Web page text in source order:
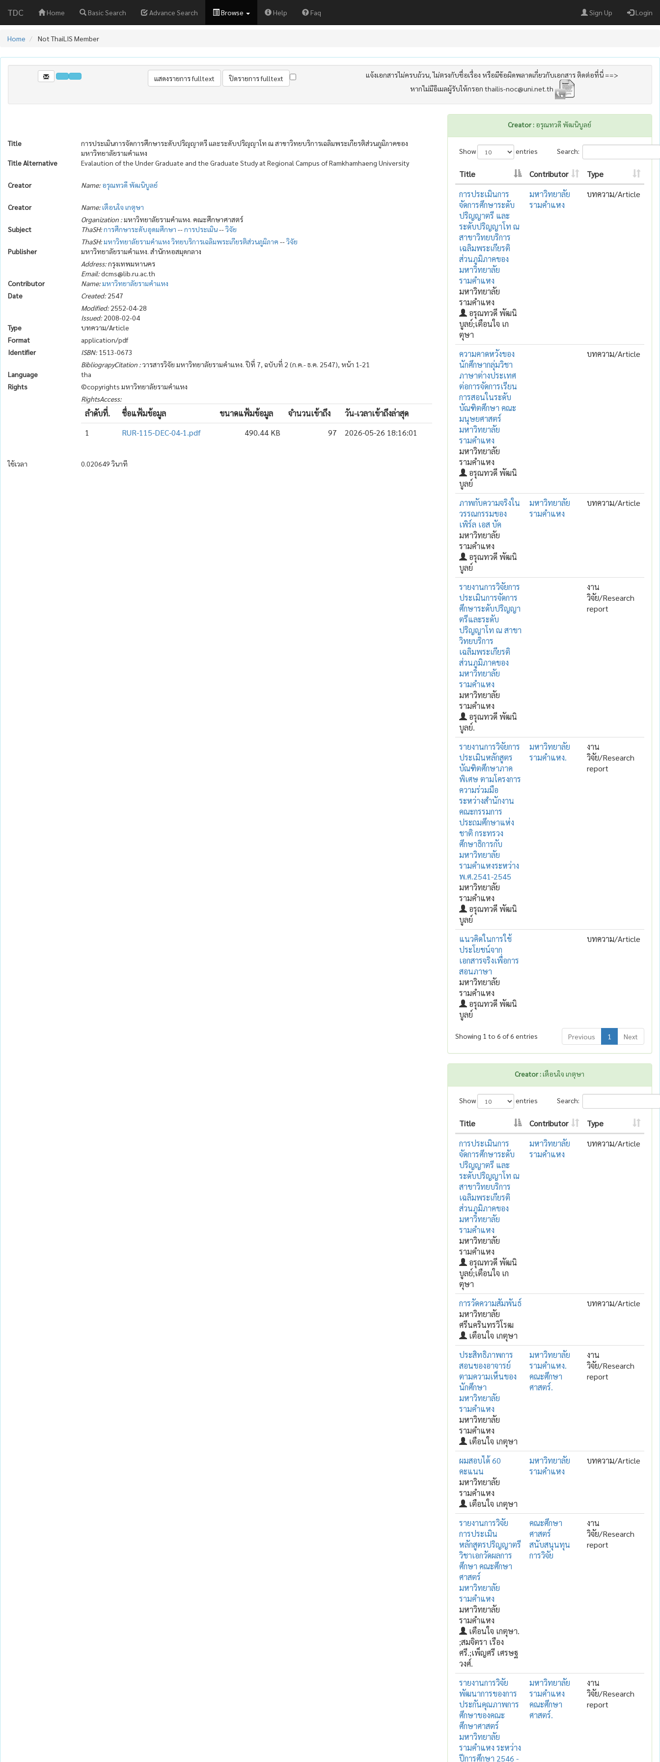
TDC Home Basic Search Advance Search Browse Help Faq Sign Up Login
Home Not ThaiLIS Member
แจ้งเอกสารไม่ครบถ้วน, ไม่ตรงกับชื่อเรื่อง หรือมีข้อผิดพลาดเกี่ยวกับเอกสาร ติดต่อที่นี่ ==>
หากไม่มีอีเมลผู้รับให้กรอก thailis-noc@uni.net.th
Title
การประเมินการจัดการศึกษาระดับปริญญาตรี และระดับปริญญาโท ณ สาขาวิทยบริการเฉลิมพระเกียรติส่วนภูมิภาคของ
มหาวิทยาลัยรามคำแหง
Title Alternative
Evalaution of the Under Graduate and the Graduate Study at Regional Campus of Ramkhamhaeng University
Creator Name: อรุณทวดี พัฒนิบูลย์
Creator Name:เตือนใจ เกตุษา
Organization :มหาวิทยาลัยรามคำแหง. คณะศึกษาศาสตร์
Subject
ThaSH:การศึกษาระดับอุดมศึกษา --การประเมิน--วิจัย
ThaSH:มหาวิทยาลัยรามคำแหง วิทยบริการเฉลิมพระเกียรติส่วนภูมิภาค --วิจัย
Publisher
มหาวิทยาลัยรามคำแหง. สำนักหอสมุดกลาง
Address:กรุงเทพมหานคร
Email:dcms@lib.ru.ac.th
Contributor
Name:มหาวิทยาลัยรามคำแหง
Date
Created: 2547
Modified: 2552-04-28
Issued: 2008-02-04
Type
บทความ/Article
Format
application/pdf
Identifier
ISBN: 1513-0673
BibliograpyCitation :วารสารวิจัย มหาวิทยาลัยรามคำแหง. ปีที่ 7, ฉบับที่ 2 (ก.ค.- ธ.ค. 2547), หน้า 1-21
Language
tha
Rights
©copyrights มหาวิทยาลัยรามคำแหง
RightsAccess:
ลำดับที่. ชื่อแฟ้มข้อมูล ขนาดแฟ้มข้อมูล จำนวนเข้าถึง
วัน-เวลาเข้าถึงล่าสุด
1
RUR-115-DEC-04-1.pdf 490.44 KB 97 2026-05-26 18:16:01
ใช้เวลา 0.020649 วินาที
Creator : อรุณทวดี พัฒนิบูลย์
Show entries Search:
Title Contributor
Type
การประเมินการ
จัดการศึกษาระดับ
ปริญญาตรี และ
ระดับปริญญาโท ณ
สาขาวิทยบริการ
เฉลิมพระเกียรติ
ส่วนภูมิภาคของ
มหาวิทยาลัย
รามคำแหง
มหาวิทยาลัย
รามคำแหง
อรุณทวดี พัฒนิ
บูลย์;เตือนใจ เก
ตุษา
มหาวิทยาลัย
รามคำแหง
บทความ/Article
ความคาดหวังของ
นักศึกษากลุ่มวิชา
ภาษาต่างประเทศ
ต่อการจัดการเรียน
การสอนในระดับ
บัณฑิตศึกษา คณะ
มนุษยศาสตร์
มหาวิทยาลัย
รามคำแหง
มหาวิทยาลัย
รามคำแหง
อรุณทวดี พัฒนิ
บูลย์
บทความ/Article
ภาพกับความจริงใน
วรรณกรรมของ
เพิร์ล เอส บัค
มหาวิทยาลัย
รามคำแหง
อรุณทวดี พัฒนิ
บูลย์
มหาวิทยาลัย
รามคำแหง
บทความ/Article
รายงานการวิจัยการ
ประเมินการจัดการ
ศึกษาระดับปริญญา
ตรีและระดับ
ปริญญาโท ณ สาขา
วิทยบริการ
เฉลิมพระเกียรติ
ส่วนภูมิภาคของ
มหาวิทยาลัย
รามคำแหง
มหาวิทยาลัย
รามคำแหง
อรุณทวดี พัฒนิ
บูลย์.
งาน
วิจัย/Research
report
รายงานการวิจัยการ
ประเมินหลักสูตร
บัณฑิตศึกษาภาค
พิเศษ ตามโครงการ
ความร่วมมือ
ระหว่างสำนักงาน
คณะกรรมการ
ประถมศึกษาแห่ง
ชาติ กระทรวง
ศึกษาธิการกับ
มหาวิทยาลัย
รามคำแหงระหว่าง
พ.ศ.2541-2545
มหาวิทยาลัย
รามคำแหง
อรุณทวดี พัฒนิ
บูลย์
มหาวิทยาลัย
รามคำแหง.
งาน
วิจัย/Research
report
แนวคิดในการใช้
ประโยชน์จาก
เอกสารจริงเพื่อการ
สอนภาษา
มหาวิทยาลัย
รามคำแหง
อรุณทวดี พัฒนิ
บูลย์
บทความ/Article
Showing 1 to 6 of 6 entries Previous 1 Next
Creator :เตือนใจ เกตุษา
Show entries Search:
Title Contributor
Type
การประเมินการ
จัดการศึกษาระดับ
ปริญญาตรี และ
ระดับปริญญาโท ณ
สาขาวิทยบริการ
เฉลิมพระเกียรติ
ส่วนภูมิภาคของ
มหาวิทยาลัย
รามคำแหง
มหาวิทยาลัย
รามคำแหง
อรุณทวดี พัฒนิ
บูลย์;เตือนใจ เก
ตุษา
มหาวิทยาลัย
รามคำแหง
บทความ/Article
การวัดความสัมพันธ์
มหาวิทยาลัย
ศรีนครินทรวิโรฒ
เตือนใจ เกตุษา
บทความ/Article
ประสิทธิภาพการ
สอนของอาจารย์
ตามความเห็นของ
นักศึกษา
มหาวิทยาลัย
รามคำแหง
มหาวิทยาลัย
รามคำแหง
เตือนใจ เกตุษา
มหาวิทยาลัย
รามคำแหง.
คณะศึกษา
ศาสตร์.
งาน
วิจัย/Research
report
ผมสอบได้ 60
คะแนน
มหาวิทยาลัย
รามคำแหง
เตือนใจ เกตุษา
มหาวิทยาลัย
รามคำแหง
บทความ/Article
รายงานการวิจัย
การประเมิน
หลักสูตรปริญญาตรี
วิชาเอกวัดผลการ
ศึกษา คณะศึกษา
ศาสตร์
มหาวิทยาลัย
รามคำแหง
มหาวิทยาลัย
รามคำแหง
เตือนใจ เกตุษา.
;สมจิตรา เรือง
ศรี.;เพ็ญศรี เศรษฐ
วงศ์.
คณะศึกษา
ศาสตร์
สนับสนุนทุน
การวิจัย
งาน
วิจัย/Research
report
รายงานการวิจัย
พัฒนาการของการ
ประกันคุณภาพการ
ศึกษาของคณะ
ศึกษาศาสตร์
มหาวิทยาลัย
รามคำแหง ระหว่าง
ปีการศึกษา 2546 -
มหาวิทยาลัย
รามคำแหง
คณะศึกษา
ศาสตร์.
งาน
วิจัย/Research
report